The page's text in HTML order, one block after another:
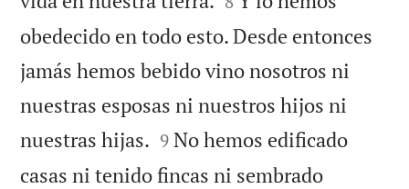
obedecido en todo esto. Desde entonces
jamás hemos bebido vino nosotros ni
nuestras esposas ni nuestros hijos ni
nuestras hijas. 

9 No hemos edificado
casas ni tenido fincas ni sembrado